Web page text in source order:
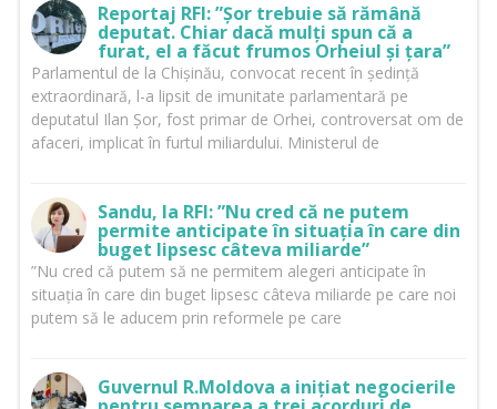
Reportaj RFI: ”Șor trebuie să rămână
deputat. Chiar dacă mulți spun că a
furat, el a făcut frumos Orheiul și țara”
Parlamentul de la Chișinău, convocat recent în ședință
extraordinară, l-a lipsit de imunitate parlamentară pe
deputatul Ilan Șor, fost primar de Orhei, controversat om de
afaceri, implicat în furtul miliardului. Ministerul de
Sandu, la RFI: ”Nu cred că ne putem
permite anticipate în situația în care din
buget lipsesc câteva miliarde”
”Nu cred că putem să ne permitem alegeri anticipate în
situația în care din buget lipsesc câteva miliarde pe care noi
putem să le aducem prin reformele pe care
Guvernul R.Moldova a inițiat negocierile